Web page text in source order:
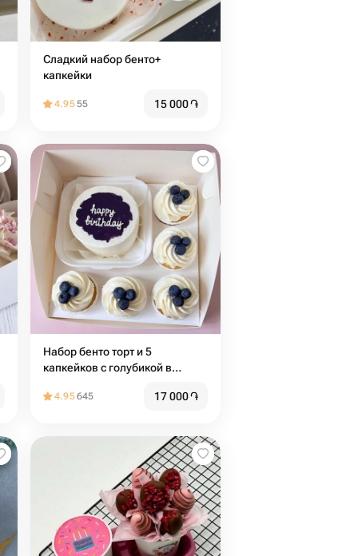
Сладкий набор бенто+
капкейки
4.9555 15 000֏
Набор бенто торт и 5
капкейков с голубикой в
4.95645 17 000֏